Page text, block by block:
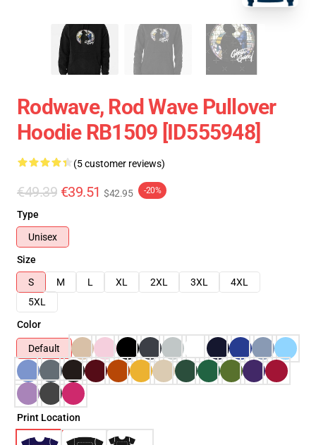
Rodwave, Rod Wave Pullover
Hoodie RB1509 [ID555948]
(5 customer reviews)
€49.39 €39.51 $42.95 -20%
Type
Unisex
Size
S
M L XL 2XL 3XL
4XL
5XL
Color
Default
Print Location